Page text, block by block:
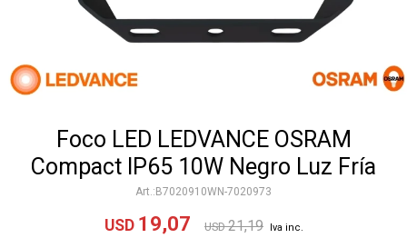
Foco LED LEDVANCE OSRAM
Compact IP65 10W Negro Luz Fría
B7020910WN-7020973
USD 19,07 USD 21,19